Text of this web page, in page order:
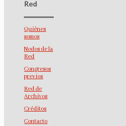
Red
Quiénes
somos
Nodos de la
Red
Congresos
previos
Red de
Archivos
Créditos
Contacto